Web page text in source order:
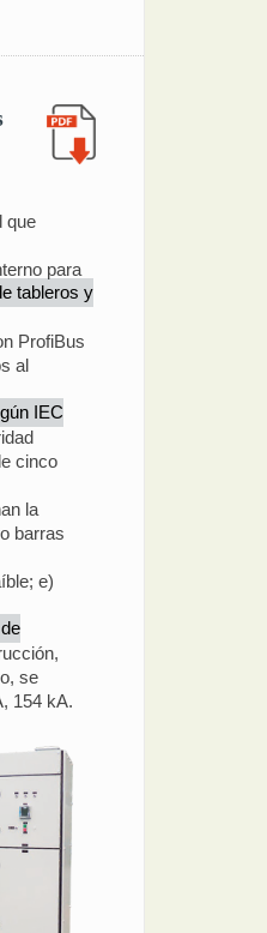
que
para
tableros y
ProfiBus
al
IEC
cinco
la
barras
e)
se
154 kA.